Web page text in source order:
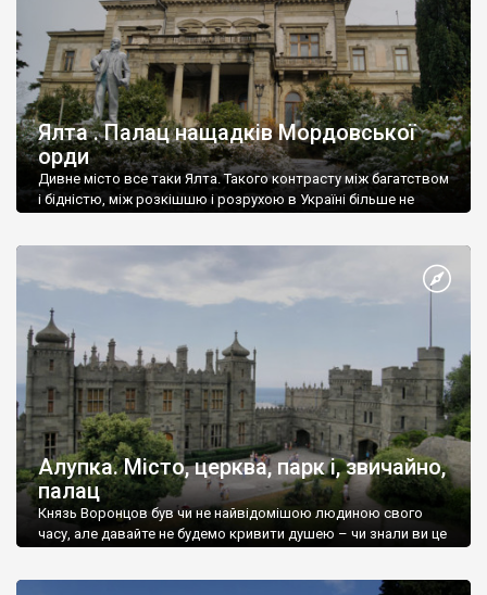
Ялта . Палац нащадків Мордовської
орди
Дивне місто все таки Ялта. Такого контрасту між багатством
і бідністю, між розкішшю і розрухою в Україні більше не
Алупка. Місто, церква, парк і, звичайно,
палац
Князь Воронцов був чи не найвідомішою людиною свого
часу, але давайте не будемо кривити душею – чи знали ви це